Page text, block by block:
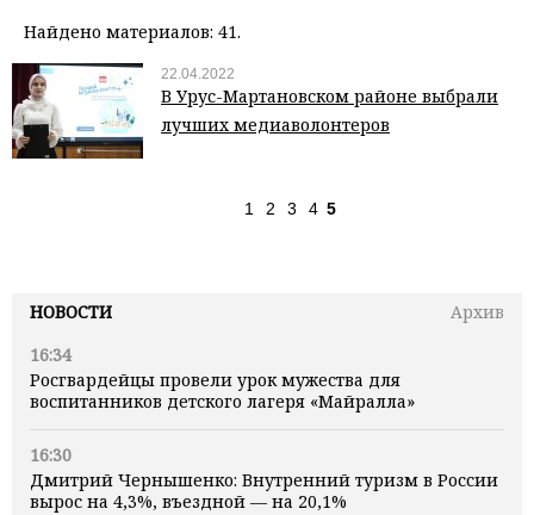
НОВОСТИ
Архив
16:34
Росгвардейцы провели урок мужества для
воспитанников детского лагеря «Майралла»
16:30
Дмитрий Чернышенко: Внутренний туризм в России
вырос на 4,3%, въездной — на 20,1%
Найдено материалов: 41.
22.04.2022
В Урус-Мартановском районе выбрали
лучших медиаволонтеров
1 2 3 4 5